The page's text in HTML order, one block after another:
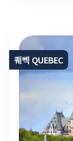
퀘벡 QUEBEC